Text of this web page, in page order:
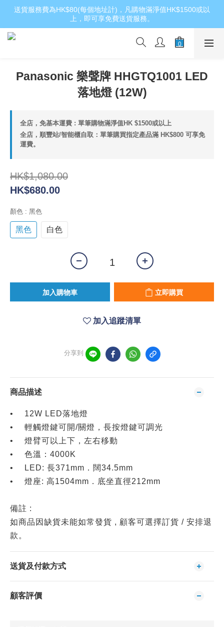
送貨服務費為HK$80(每個地址計)，凡購物滿淨值HK$1500或以
上，即可享免費送貨服務。
Panasonic 樂聲牌 HHGTQ1001 LED
落地燈 (12W)
全店，免基本運費 : 單筆購物滿淨值HK $1500或以上
全店，順豐站/智能櫃自取：單筆購買指定產品滿 HK$800 可享免
運費。
HK$1,080.00
HK$680.00
顏色 : 黑色
黑色 白色
加入購物車 立即購買
加入追蹤清單
分享到
商品描述
• 12W LED落地燈
• 輕觸燈鍵可開/關燈，長按燈鍵可調光
• 燈臂可以上下，左右移動
• 色溫：4000K
• LED: 長371mm．闊34.5mm
• 燈座: 高1504mm．底坐直徑212mm
備註 :
如商品因缺貨未能如常發貨 , 顧客可選擇訂貨 / 安排退
款。
送貨及付款方式
顧客評價